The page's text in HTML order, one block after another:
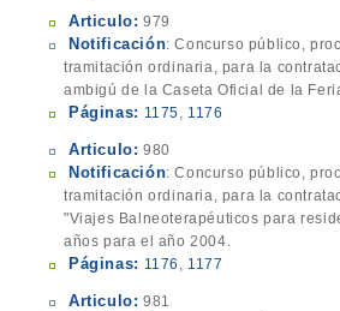
Articulo: 979
Notificación: Concurso público,
tramitación ordinaria, para la
ambigú de la Caseta Oficial de la
Páginas: 1175, 1176
Articulo: 980
Notificación: Concurso público,
tramitación ordinaria, para la
"Viajes Balneoterapéuticos para
años para el año 2004.
Páginas: 1176 , 1177
Articulo: 981